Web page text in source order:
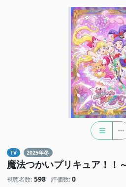
TV 2025年冬
魔法つかいプリキュア！！
視聴者数: 598 評価数: 0